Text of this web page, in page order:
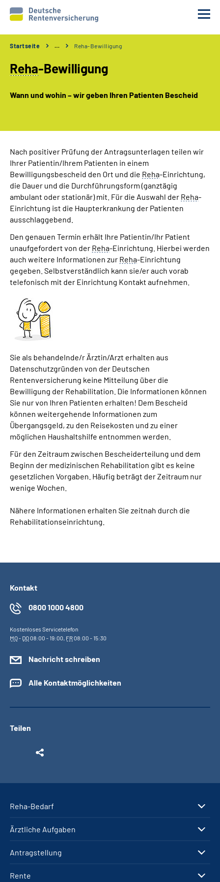
Rente
Erweiterte Suche
Startseite … Reha-Bewilligung
Reha-Bewilligung
Wann und wohin – wir geben Ihren Patienten Bescheid
Nach positiver Prüfung der Antragsunterlagen teilen wir
Ihrer Patientin/Ihrem Patienten in einem
Bewilligungsbescheid den Ort und die Reha-Einrichtung,
die Dauer und die Durchführungsform (ganztägig
ambulant oder stationär) mit. Für die Auswahl der Reha-
Einrichtung ist die Haupterkrankung der Patienten
ausschlaggebend.
Den genauen Termin erhält Ihre Patientin/Ihr Patient
unaufgefordert von der Reha-Einrichtung. Hierbei werden
auch weitere Informationen zur Reha-Einrichtung
gegeben. Selbstverständlich kann sie/er auch vorab
telefonisch mit der Einrichtung Kontakt aufnehmen.
Sie als behandelnde/r Ärztin/Arzt erhalten aus
Datenschutzgründen von der Deutschen
Rentenversicherung keine Mitteilung über die
Bewilligung der Rehabilitation. Die Informationen können
Sie nur von Ihren Patienten erhalten! Dem Bescheid
können weitergehende Informationen zum
Übergangsgeld, zu den Reisekosten und zu einer
möglichen Haushaltshilfe entnommen werden.
Für den Zeitraum zwischen Bescheiderteilung und dem
Beginn der medizinischen Rehabilitation gibt es keine
gesetzlichen Vorgaben. Häufig beträgt der Zeitraum nur
wenige Wochen.
Nähere Informationen erhalten Sie zeitnah durch die
Rehabilitationseinrichtung.
Kontakt
0800 1000 4800
Kostenloses Servicetelefon
MO- DO08:00 - 19:00, FR08:00 - 15:30
Nachricht schreiben
Alle Kontaktmöglichkeiten
Teilen
Reha-Bedarf
Ärztliche Aufgaben
Antragstellung
Rente